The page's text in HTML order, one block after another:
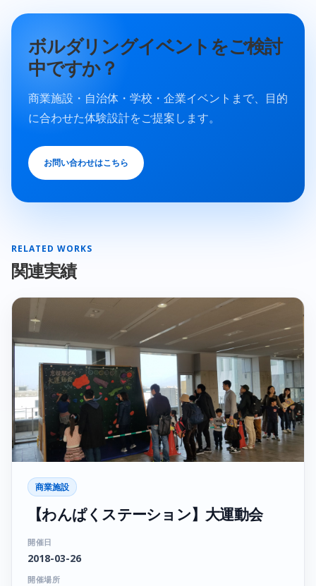
ボルダリングイベントをご検討
中ですか？
商業施設・自治体・学校・企業イベントまで、目的
に合わせた体験設計をご提案します。
お問い合わせはこちら
RELATED WORKS
関連実績
商業施設
【わんぱくステーション】大運動会
開催日
2018-03-26
開催場所